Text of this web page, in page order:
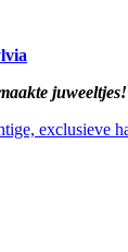
juweeltjes!
juweeltjes!
juweeltjes!